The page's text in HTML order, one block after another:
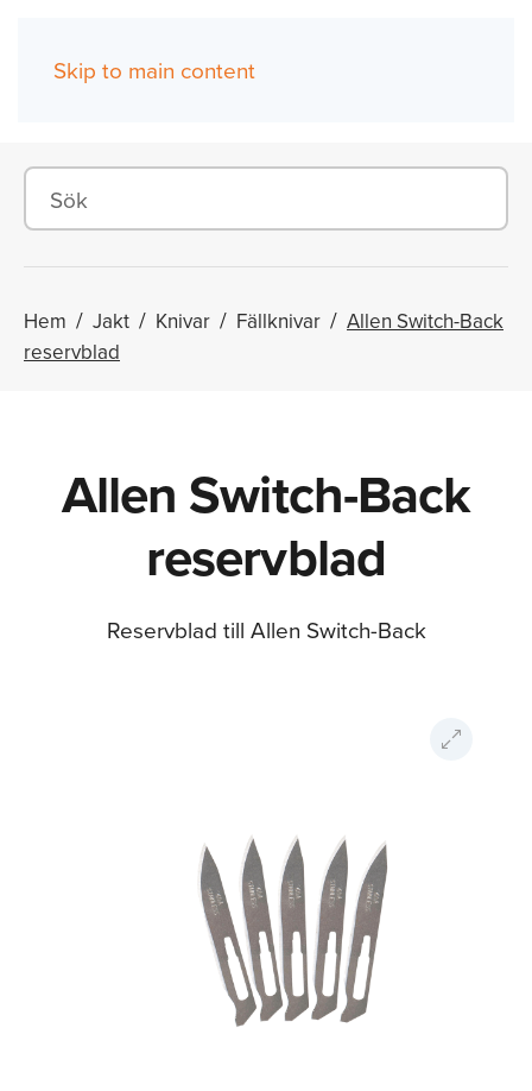
Skip to main content
Hem Jakt Knivar Fällknivar
Allen Switch-Back
reservblad
Allen Switch-Back
reservblad
Reservblad till Allen Switch-Back